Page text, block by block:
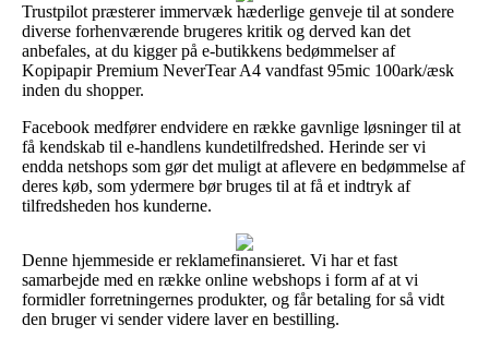
Trustpilot præsterer immervæk hæderlige genveje til at sondere
diverse forhenværende brugeres kritik og derved kan det
anbefales, at du kigger på e-butikkens bedømmelser af
Kopipapir Premium NeverTear A4 vandfast 95mic 100ark/æsk
inden du shopper.
Facebook medfører endvidere en række gavnlige løsninger til at
få kendskab til e-handlens kundetilfredshed. Herinde ser vi
endda netshops som gør det muligt at aflevere en bedømmelse af
deres køb, som ydermere bør bruges til at få et indtryk af
tilfredsheden hos kunderne.
Denne hjemmeside er reklamefinansieret. Vi har et fast
samarbejde med en række online webshops i form af at vi
formidler forretningernes produkter, og får betaling for så vidt
den bruger vi sender videre laver en bestilling.